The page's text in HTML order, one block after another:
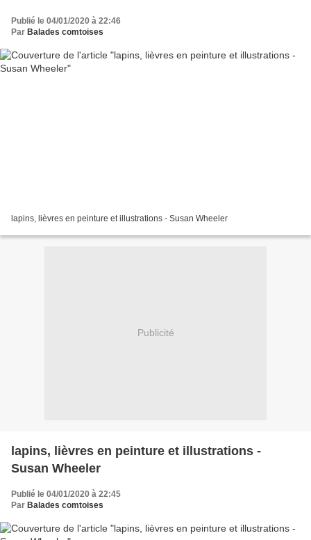
Publié le 04/01/2020 à 22:46
Par Balades comtoises
lapins, lièvres en peinture et illustrations - Susan Wheeler
Publicité
lapins, lièvres en peinture et illustrations -
Susan Wheeler
Publié le 04/01/2020 à 22:45
Par Balades comtoises